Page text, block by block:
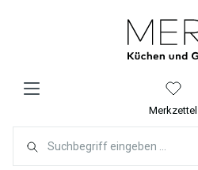
Merkzettel